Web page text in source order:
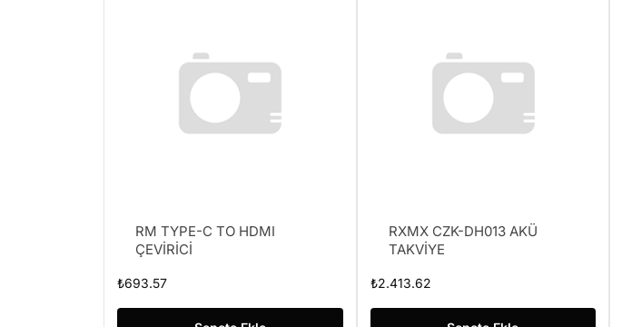
RM TYPE-C TO HDMI
ÇEVİRİCİ
₺693.57
RXMX CZK-DH013 AKÜ
TAKVİYE
₺2.413.62